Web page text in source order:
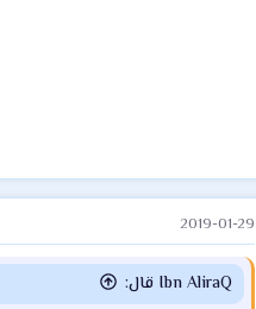
2019-01-29
Ibn AliraQ قال: